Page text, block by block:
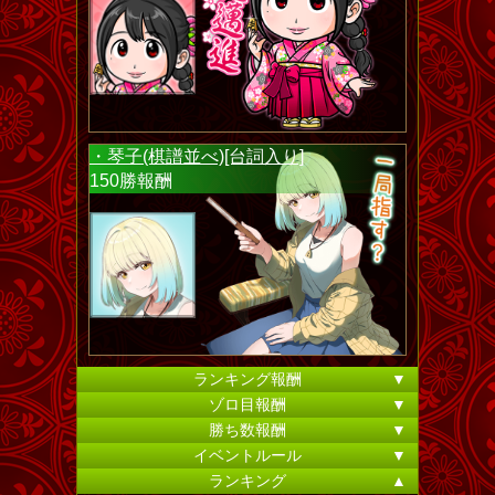
・琴子(棋譜並べ)[台詞入り]
150勝報酬
ランキング報酬
▼
ゾロ目報酬
▼
勝ち数報酬
▼
イベントルール
▼
ランキング
▲